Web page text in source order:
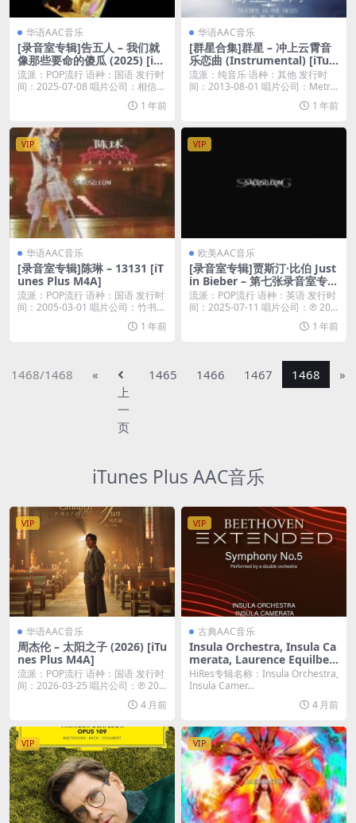
华语AAC音乐
[录音室专辑]告五人 – 我们就
像那些要命的傻瓜 (2025) [iTu
nes Plus M4A]
流派：POP流行 语种：国语 发行时
间：2025-07-08 唱片公司：相信音
1 年前
华语AAC音乐
[群星合集]群星 – 冲上云霄音
乐恋曲 (Instrumental) [iTun
es Plus M4A]
流派：纯音乐 语种：其他 发行时
间：2013-08-01 唱片公司：Metro
1 年前
VIP
华语AAC音乐
[录音室专辑]陈琳 – 13131 [iT
unes Plus M4A]
流派：POP流行 语种：国语 发行时
间：2005-03-01 唱片公司：竹书文
1 年前
VIP
欧美AAC音乐
[录音室专辑]贾斯汀·比伯 Just
in Bieber – 第七张录音室专辑
SWAG + Clean版本 (2025) [i
Tunes Plus M4A]
流派：POP流行 语种：英语 发行时
间：2025-07-11 唱片公司：℗ 20...
1 年前
1468/1468
«
上
一
页
1465 1466 1467 1468 »
iTunes Plus AAC音乐
VIP
华语AAC音乐
周杰伦 – 太阳之子 (2026) [iTu
nes Plus M4A]
流派：POP流行 语种：国语 发行时
间：2026-03-25 唱片公司：℗ 20...
4 月前
VIP
古典AAC音乐
Insula Orchestra, Insula Ca
merata, Laurence Equilbey
– ‘Beethoven Extended’: Sy
mphony No. 5 (2026) [Hi-R
es 24bit/96KHz FLAC]
HiRes专辑名称：Insula Orchestra,
Insula Camer...
4 月前
VIP VIP